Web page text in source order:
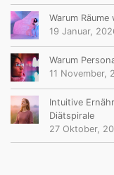
Warum
19 Januar,
Warum
11 November,
Intuitive
Diätspirale
27 Oktober,